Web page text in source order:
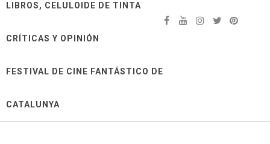
LIBROS, CELULOIDE DE TINTA
CRÍTICAS Y OPINIÓN
FESTIVAL DE CINE FANTÁSTICO DE
CATALUNYA